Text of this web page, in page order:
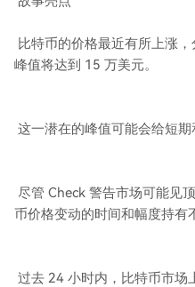
比特币的价格最近有所上涨
峰值将达到 15 万美元。
这一潜在的峰值可能会给短期
尽管 Check 警告市场可能见
币价格变动的时间和幅度持有
过去 24 小时内，比特币市场